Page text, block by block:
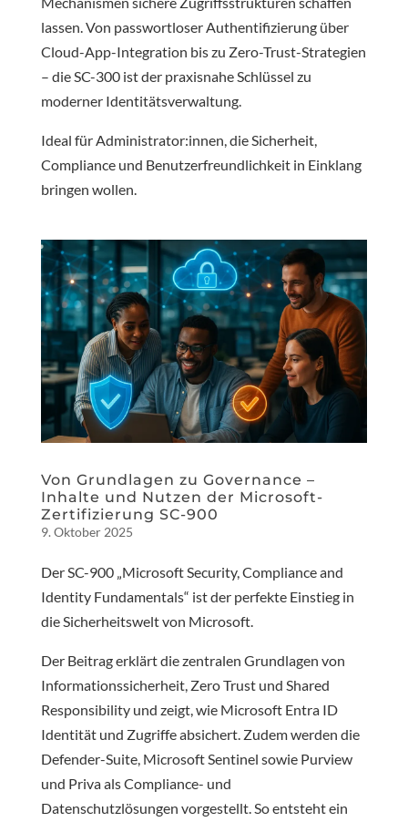
lassen. Von passwortloser Authentifizierung über
Cloud-App-Integration bis zu Zero-Trust-Strategien
– die SC-300 ist der praxisnahe Schlüssel zu
moderner Identitätsverwaltung.
Ideal für Administrator:innen, die Sicherheit,
Compliance und Benutzerfreundlichkeit in Einklang
bringen wollen.
Von Grundlagen zu Governance –
Inhalte und Nutzen der Microsoft-
Zertifizierung SC-900
9. Oktober 2025
Der SC-900 „Microsoft Security, Compliance and
Identity Fundamentals“ ist der perfekte Einstieg in
die Sicherheitswelt von Microsoft.
Der Beitrag erklärt die zentralen Grundlagen von
Informationssicherheit, Zero Trust und Shared
Responsibility und zeigt, wie Microsoft Entra ID
Identität und Zugriffe absichert. Zudem werden die
Defender-Suite, Microsoft Sentinel sowie Purview
und Priva als Compliance- und
Datenschutzlösungen vorgestellt. So entsteht ein